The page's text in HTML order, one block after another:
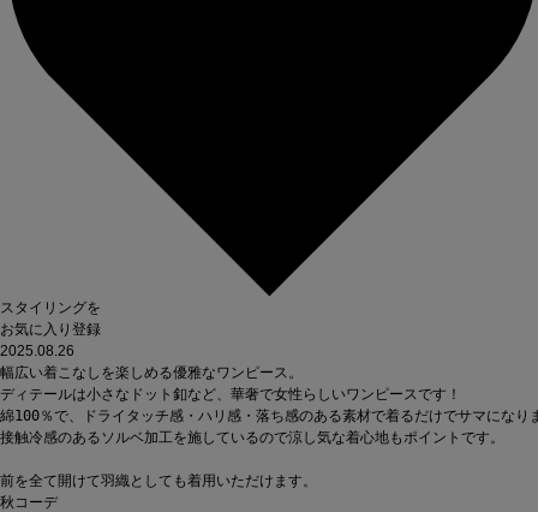
スタイリングを
お気に入り登録
2025.08.26
幅広い着こなしを楽しめる優雅なワンピース。
ディテールは小さなドット釦など、華奢で女性らしいワンピースです！
綿100％で、ドライタッチ感・ハリ感・落ち感のある素材で着るだけでサマになり
接触冷感のあるソルベ加工を施しているので涼し気な着心地もポイントです。
前を全て開けて羽織としても着用いただけます。
秋コーデ